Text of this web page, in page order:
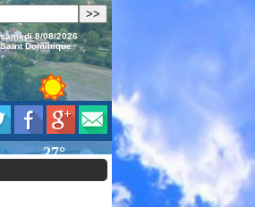
samedi 8/08/2026
Saint Dominique